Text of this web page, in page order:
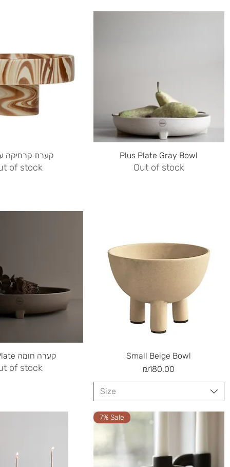
View
קערת קרמיקה
of stock
Quick View
Plus Plate Gray Bowl
Out of stock
View
Plus Plate קערה חומה
of stock
Quick View
Small Beige Bowl
Price
₪180.00
Size
7% Sale